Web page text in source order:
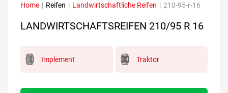
Home | Reifen | Landwirtschaftliche Reifen | 210-95-r-16
LANDWIRTSCHAFTSREIFEN 210/95 R 16
Implement Traktor